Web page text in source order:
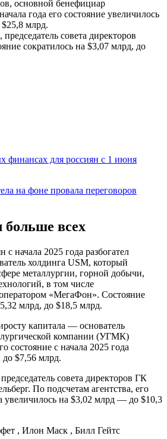
основной бенефициар
года его состояние увеличилось
млрд.
совета директоров
сократилось на $3,07 млрд, до
финансах для россиян с 1 июня
на фоне провала переговоров
больше всех
с начала 2025 года разбогател
холдинга USM, который
металлургии, горной добычи,
в том числе
«МегаФон». Состояние
млрд, до $18,5 млрд.
капитала — основатель
компании (УГМК)
состояние с начала 2025 года
$7,56 млрд.
совета директоров ГК
По подсчетам агентства, его
увеличилось на $3,02 млрд — до $10,3
, Илон Маск , Билл Гейтс